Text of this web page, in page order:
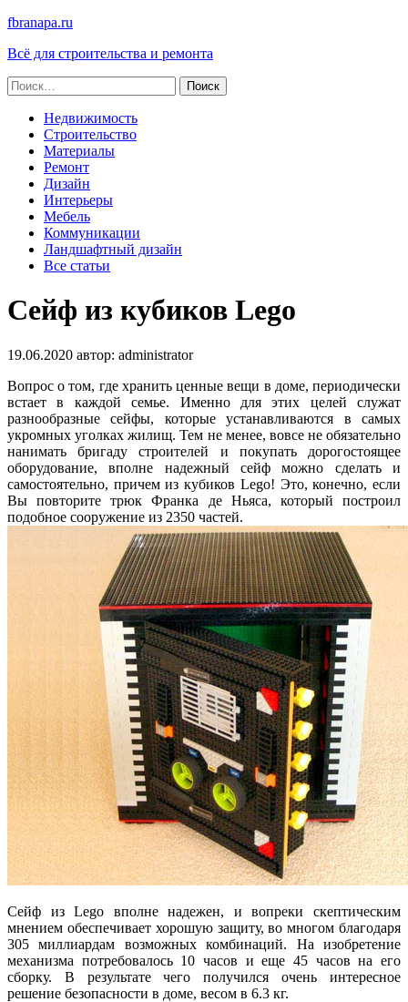
fbranapa.ru
Всё для строительства и ремонта
Найти:
Недвижимость
Строительство
Материалы
Ремонт
Дизайн
Интерьеры
Мебель
Коммуникации
Ландшафтный дизайн
Все статьи
Сейф из кубиков Lego
19.06.2020 автор: administrator
Вопрос о том, где хранить ценные вещи в доме, периодически
встает в каждой семье. Именно для этих целей служат
разнообразные сейфы, которые устанавливаются в самых
укромных уголках жилищ. Тем не менее, вовсе не обязательно
нанимать бригаду строителей и покупать дорогостоящее
оборудование, вполне надежный сейф можно сделать и
самостоятельно, причем из кубиков Lego! Это, конечно, если
Вы повторите трюк Франка де Ньяса, который построил
подобное сооружение из 2350 частей.
Сейф из Lego вполне надежен, и вопреки скептическим
мнением обеспечивает хорошую защиту, во многом благодаря
305 миллиардам возможных комбинаций. На изобретение
механизма потребовалось 10 часов и еще 45 часов на его
сборку. В результате чего получился очень интересное
решение безопасности в доме, весом в 6.3 кг.